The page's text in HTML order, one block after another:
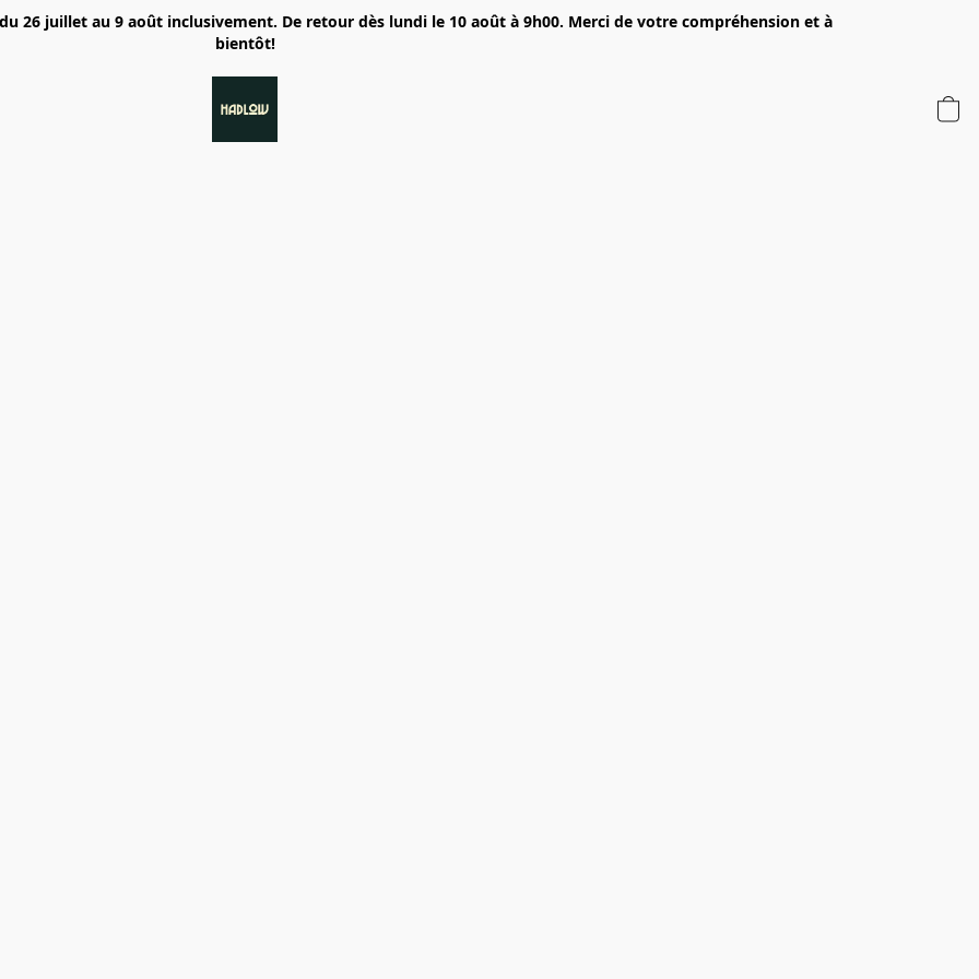
du 26 juillet au 9 août inclusivement. De retour dès lundi le 10 août à 9h00. Merci de votre compréhension et à
bientôt!